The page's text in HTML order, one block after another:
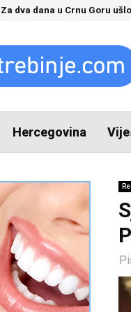
Za dva dana u Crnu Goru
Hercegovina